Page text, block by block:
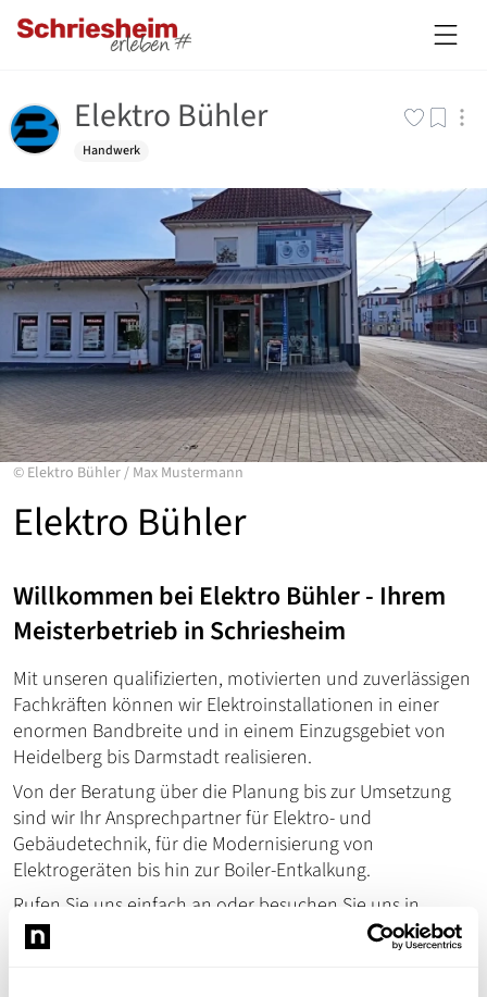
Elektro Bühler
Handwerk
© Elektro Bühler/ Max Mustermann
Elektro Bühler
Willkommen bei Elektro Bühler - Ihrem
Meisterbetrieb in Schriesheim
Mit unseren qualifizierten, motivierten und zuverlässigen
Fachkräften können wir Elektroinstallationen in einer
enormen Bandbreite und in einem Einzugsgebiet von
Heidelberg bis Darmstadt realisieren.
Von der Beratung über die Planung bis zur Umsetzung
sind wir Ihr Ansprechpartner für Elektro- und
Gebäudetechnik, für die Modernisierung von
Elektrogeräten bis hin zur Boiler-Entkalkung.
Rufen Sie uns einfach an oder besuchen Sie uns in
unserem Ladengeschäft - wir kümmern uns professionell
um Ihr Anliegen.